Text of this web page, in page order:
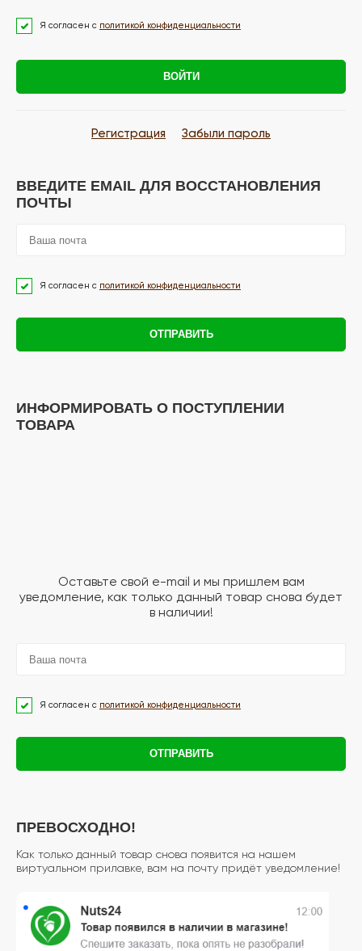
Я согласен с политикой конфиденциальности
ВОЙТИ
Регистрация Забыли пароль
ВВЕДИТЕ EMAIL ДЛЯ ВОССТАНОВЛЕНИЯ
ПОЧТЫ
Я согласен с политикой конфиденциальности
ОТПРАВИТЬ
ИНФОРМИРОВАТЬ О ПОСТУПЛЕНИИ
ТОВАРА
Оставьте свой e-mail и мы пришлем вам
уведомление, как только данный товар снова будет
в наличии!
Я согласен с политикой конфиденциальности
ОТПРАВИТЬ
ПРЕВОСХОДНО!
Как только данный товар снова появится на нашем
виртуальном прилавке, вам на почту придёт уведомление!